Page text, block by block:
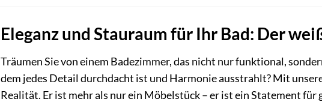
Eleganz und Stauraum für Ihr Bad: Der
Träumen Sie von einem Badezimmer, das nicht nur funktional,
dem jedes Detail durchdacht ist und Harmonie ausstrahlt? Mit
Realität. Er ist mehr als nur ein Möbelstück – er ist ein Statement